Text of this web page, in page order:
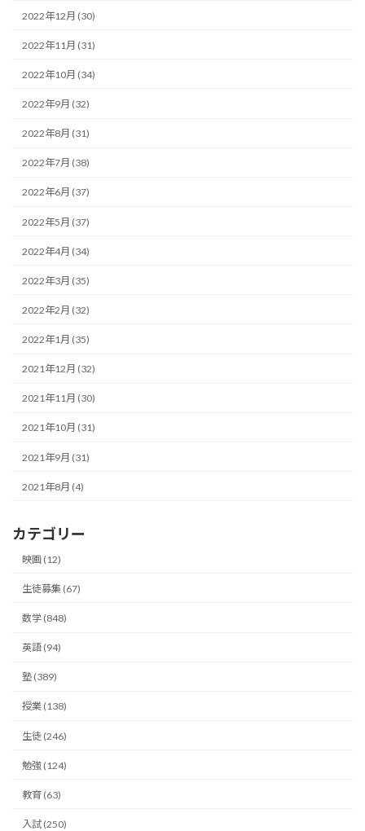
2022年12月 (30)
2022年11月 (31)
2022年10月 (34)
2022年9月 (32)
2022年8月 (31)
2022年7月 (38)
2022年6月 (37)
2022年5月 (37)
2022年4月 (34)
2022年3月 (35)
2022年2月 (32)
2022年1月 (35)
2021年12月 (32)
2021年11月 (30)
2021年10月 (31)
2021年9月 (31)
2021年8月 (4)
カテゴリー
映画 (12)
生徒募集 (67)
数学 (848)
英語 (94)
塾 (389)
授業 (138)
生徒 (246)
勉強 (124)
教育 (63)
入試 (250)